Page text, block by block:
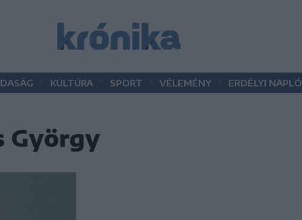
KULTÚRA SPORT VÉLEMÉNY ERDÉLYI NAPLÓ
György